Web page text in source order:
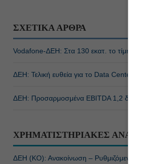
ΣΧΕΤΙΚΑ ΑΡΘΡΑ
Vodafone-ΔΕΗ: Στα 130 εκατ. το τίμημα
ΔΕΗ: Τελική ευθεία για το Data Center,
ΔΕΗ: Προσαρμοσμένα EBITDA 1,2 δισ.
ΧΡΗΜΑΤΙΣΤΗΡΙΑΚΕΣ
ΔΕΗ (ΚΟ): Ανακοίνωση – Ρυθμιζόμενη